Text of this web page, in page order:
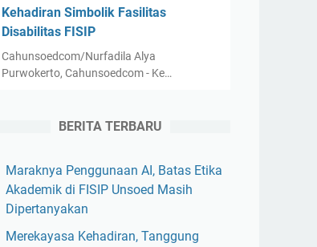
Kehadiran Simbolik Fasilitas
Disabilitas FISIP
Cahunsoedcom/Nurfadila Alya
Purwokerto, Cahunsoedcom - Ke…
BERITA TERBARU
Maraknya Penggunaan AI, Batas Etika
Akademik di FISIP Unsoed Masih
Dipertanyakan
Merekayasa Kehadiran, Tanggung